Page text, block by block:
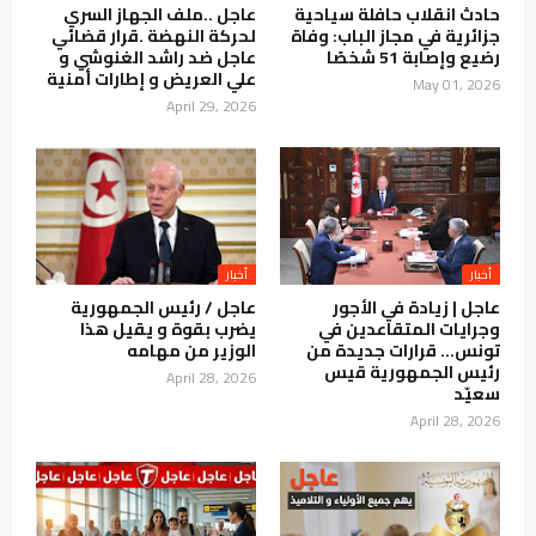
حادث انقلاب حافلة سياحية
جزائرية في مجاز الباب: وفاة
رضيع وإصابة 51 شخصًا
May 01, 2026
عاجل ..ملف الجهاز السري
لحركة النهضة .قرار قضائي
عاجل ضد راشد الغنوشي و
علي العريض و إطارات أمنية
April 29, 2026
عاجل | زيادة في الأجور
وجرايات المتقاعدين في
تونس… قرارات جديدة من
رئيس الجمهورية قيس
سعيّد
April 28, 2026
عاجل / رئيس الجمهورية
يضرب بقوة و يقيل هذا
الوزير من مهامه
April 28, 2026